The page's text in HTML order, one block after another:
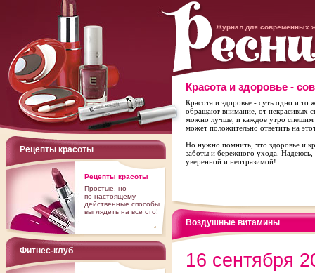
Журнал для современных
Красота и здоровье -
Красота и здоровье - суть одно и то
обращают внимание, от некрасивых
можно лучше, и каждое утро спешим
может положительно ответить на
Но нужно помнить, что здоровье и
заботы и бережного ухода. Надеюсь,
уверенной и неотразимой!
Воздушные витамины
16 сентября
Рецепты красоты
Рецепты красоты
Простые, но
по-настоящему
действенные способы
выглядеть на все сто!
Фитнес-клуб